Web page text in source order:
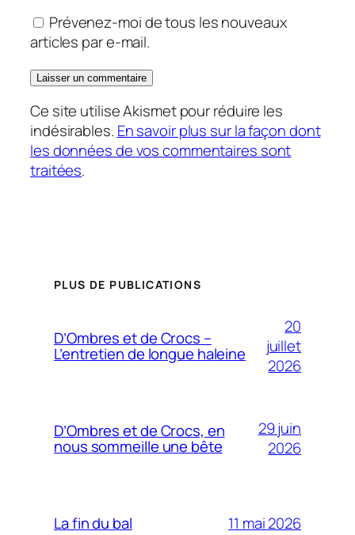
Prévenez-moi de tous les nouveaux
articles par e-mail.
Ce site utilise Akismet pour réduire les
indésirables. En savoir plus sur la façon dont
les données de vos commentaires sont
traitées.
PLUS DE PUBLICATIONS
D’Ombres et de Crocs –
L’entretien de longue haleine
20
juillet
2026
D’Ombres et de Crocs, en
nous sommeille une bête
29 juin
2026
La fin du bal 11 mai 2026